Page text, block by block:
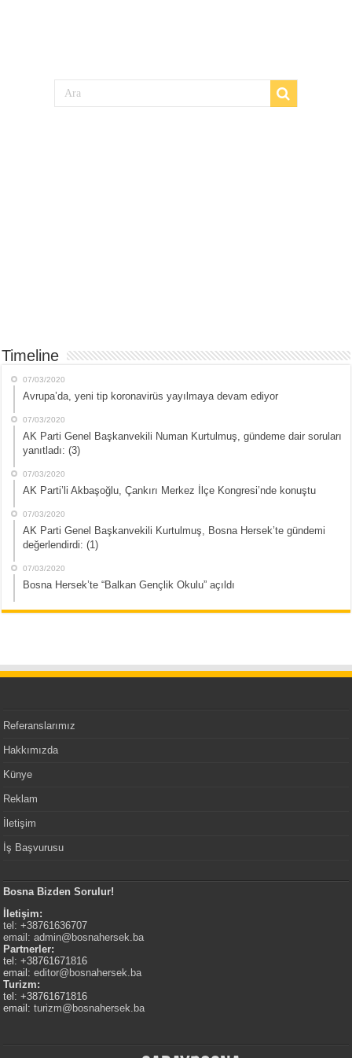
Timeline
07/03/2020
Avrupa’da, yeni tip koronavirüs yayılmaya devam ediyor
07/03/2020
AK Parti Genel Başkanvekili Numan Kurtulmuş, gündeme dair soruları
yanıtladı: (3)
07/03/2020
AK Parti’li Akbaşoğlu, Çankırı Merkez İlçe Kongresi’nde konuştu
07/03/2020
AK Parti Genel Başkanvekili Kurtulmuş, Bosna Hersek’te gündemi
değerlendirdi: (1)
07/03/2020
Bosna Hersek’te “Balkan Gençlik Okulu” açıldı
Referanslarımız
Hakkımızda
Künye
Reklam
İletişim
İş Başvurusu
Bosna Bizden Sorulur!
İletişim:
tel: +38761636707
email:admin@bosnahersek.ba
Partnerler:
tel: +38761671816
email:editor@bosnahersek.ba
Turizm:
tel: +38761671816
email:turizm@bosnahersek.ba